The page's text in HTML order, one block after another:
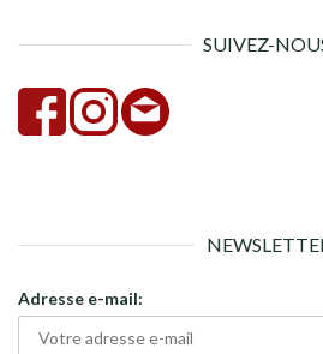
SUIVEZ-
Adresse e-mail: